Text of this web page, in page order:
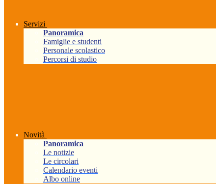
Servizi
Panoramica
Famiglie e studenti
Personale scolastico
Percorsi di studio
Novità
Panoramica
Le notizie
Le circolari
Calendario eventi
Albo online